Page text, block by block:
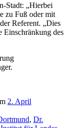
Stadt: „Hierbei
zu Fuß oder mit
Referent. „Dies
Einschränkung des
2. April
, Dr.